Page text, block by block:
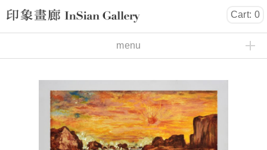
InSian Gallery Cart: 0
menu